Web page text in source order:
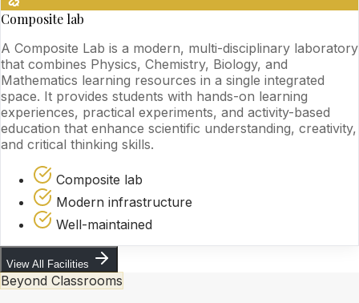
Composite lab
A Composite Lab is a modern, multi-disciplinary laboratory
that combines Physics, Chemistry, Biology, and
Mathematics learning resources in a single integrated
space. It provides students with hands-on learning
experiences, practical experiments, and activity-based
education that enhance scientific understanding, creativity,
and critical thinking skills.
Composite lab
Modern infrastructure
Well-maintained
View All Facilities
Beyond Classrooms